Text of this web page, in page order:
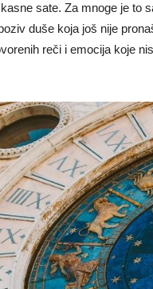
sate. Za mnoge je to
duše koja još nije
reči i emocija koje